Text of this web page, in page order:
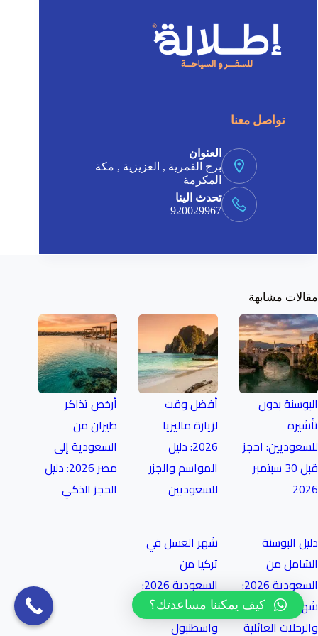
e
تواصل معنا
العنوان
برج القمرية , العزيزية , مكة
المكرمة
تحدث الينا
920029967
مقالات مشابهة
البوسنة بدون
تأشيرة
للسعوديين: احجز
قبل 30 سبتمبر
2026
أفضل وقت
لزيارة ماليزيا
2026: دليل
المواسم والجزر
للسعوديين
أرخص تذاكر
طيران من
السعودية إلى
مصر 2026: دليل
الحجز الذكي
دليل البوسنة
الشامل من
السعودية 2026:
شهر العسل
والرحلات العائلية
شهر العسل في
تركيا من
السعودية 2026:
كابادوكيا
واسطنبول
كيف يمكننا مساعدتك؟